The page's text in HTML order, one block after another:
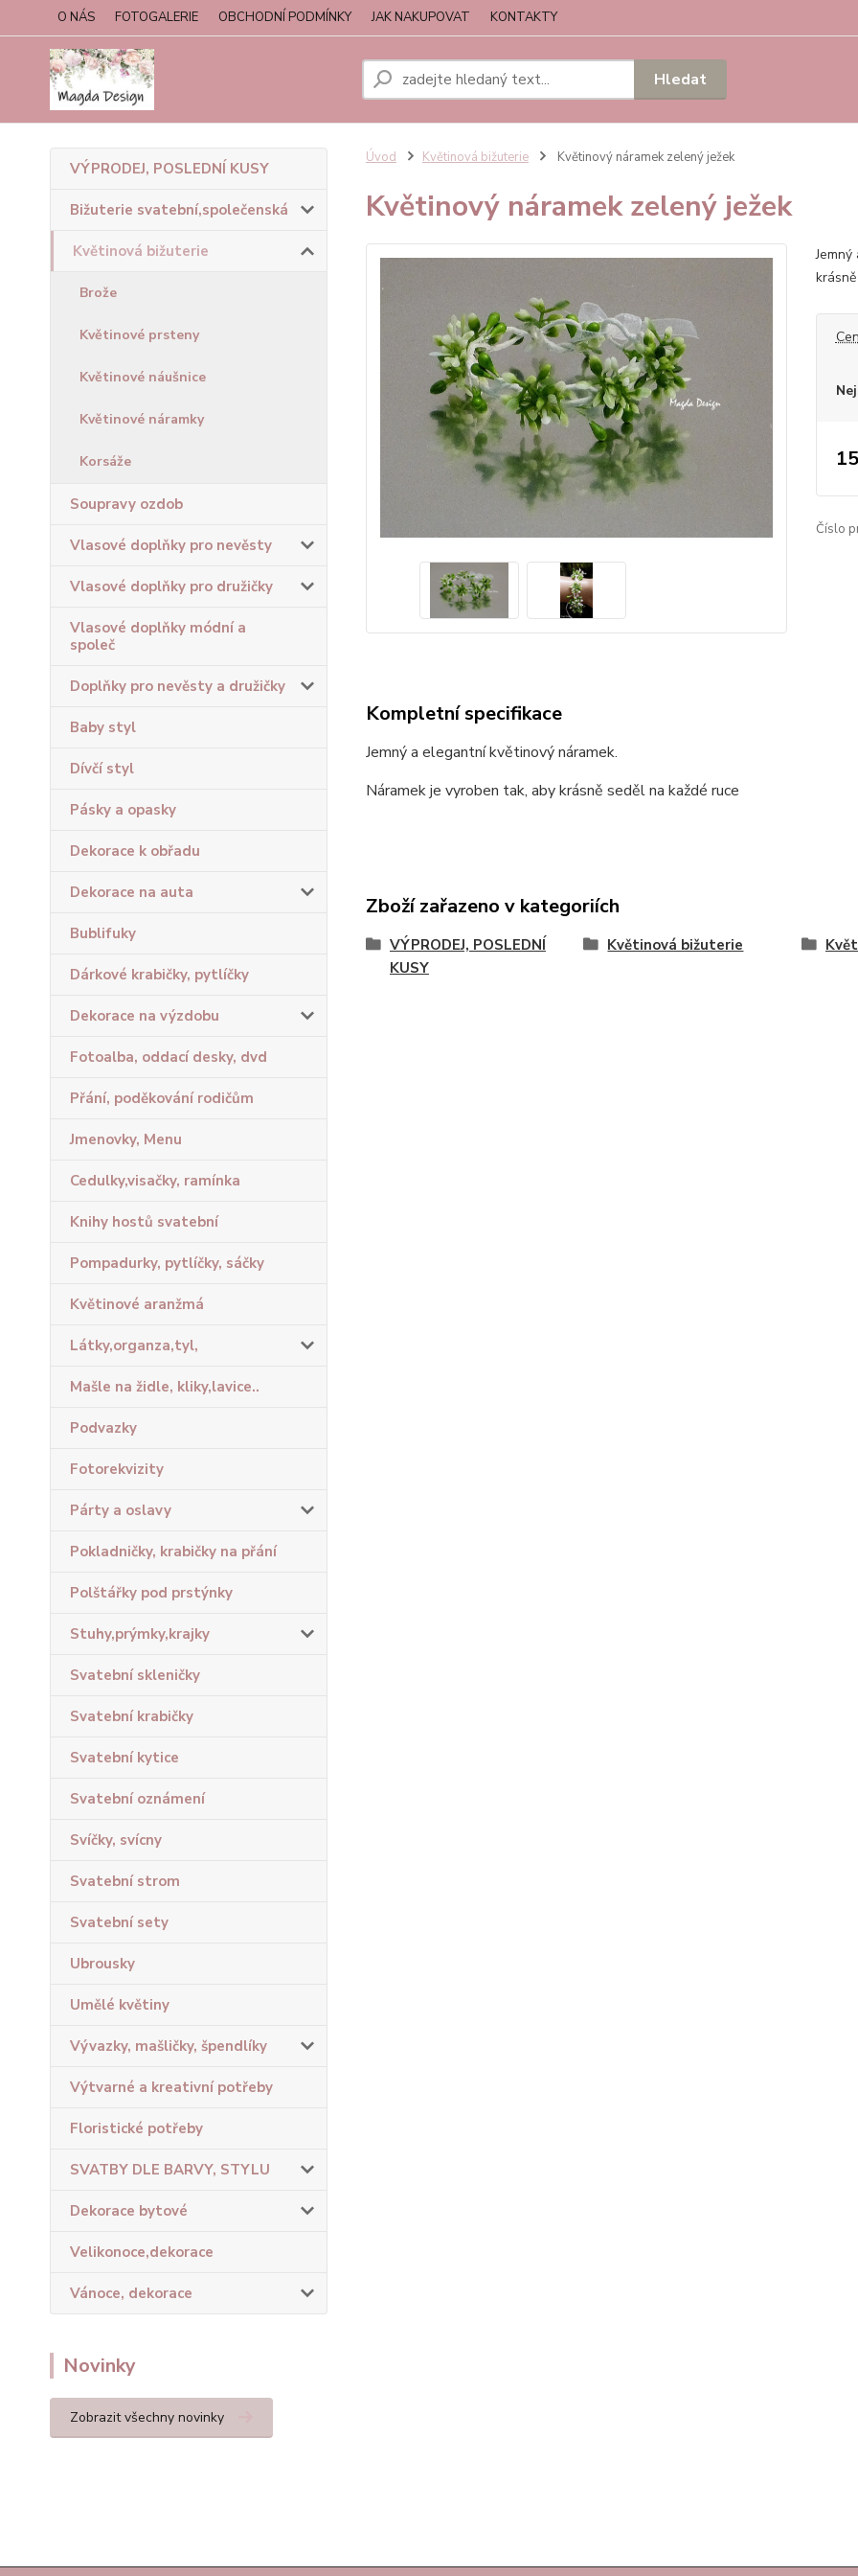
O NÁS FOTOGALERIE OBCHODNÍ PODMÍNKY JAK NAKUPOVAT KONTAKTY
Hledat
VÝPRODEJ, POSLEDNÍ KUSY
Bižuterie svatební,společenská
Květinová bižuterie
Brože
Květinové prsteny
Květinové náušnice
Květinové náramky
Korsáže
Soupravy ozdob
Vlasové doplňky pro nevěsty
Vlasové doplňky pro družičky
Vlasové doplňky módní a
společ
Doplňky pro nevěsty a družičky
Baby styl
Dívčí styl
Pásky a opasky
Dekorace k obřadu
Dekorace na auta
Bublifuky
Dárkové krabičky, pytlíčky
Dekorace na výzdobu
Fotoalba, oddací desky, dvd
Přání, poděkování rodičům
Jmenovky, Menu
Cedulky,visačky, ramínka
Knihy hostů svatební
Pompadurky, pytlíčky, sáčky
Květinové aranžmá
Látky,organza,tyl,
Mašle na židle, kliky,lavice..
Podvazky
Fotorekvizity
Párty a oslavy
Pokladničky, krabičky na přání
Polštářky pod prstýnky
Stuhy,prýmky,krajky
Svatební skleničky
Svatební krabičky
Svatební kytice
Svatební oznámení
Svíčky, svícny
Svatební strom
Svatební sety
Ubrousky
Umělé květiny
Vývazky, mašličky, špendlíky
Výtvarné a kreativní potřeby
Floristické potřeby
SVATBY DLE BARVY, STYLU
Dekorace bytové
Velikonoce,dekorace
Vánoce, dekorace
Novinky
Zobrazit všechny novinky
Úvod Květinová bižuterie Květinový náramek zelený ježek
Květinový náramek zelený ježek
Číslo
Kompletní specifikace
Jemný a elegantní květinový náramek.
Náramek je vyroben tak, aby krásně seděl na každé ruce
Zboží zařazeno v kategoriích
VÝPRODEJ, POSLEDNÍ
KUSY
Květinová bižuterie